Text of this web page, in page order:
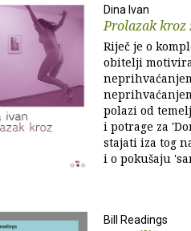
Dina Ivan
Prolazak kroz
Riječ je o
obitelji
polazi od
i potrage za
stajati iza tog
i o pokušaju
Bill Readings